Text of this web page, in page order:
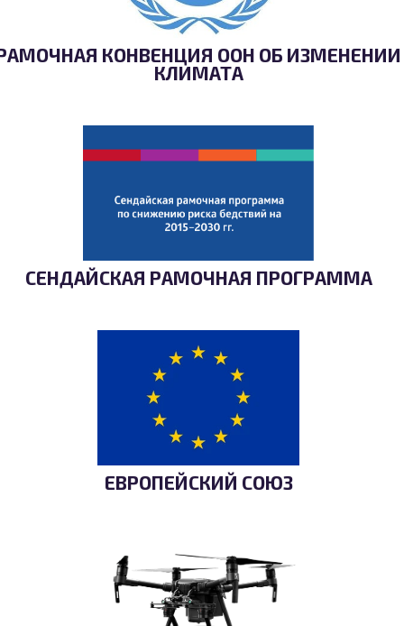
КОНВЕНЦИЯ ООН ОБ ИЗМЕНЕНИИ
КЛИМАТА
СЕНДАЙСКАЯ РАМОЧНАЯ ПРОГРАММА
ЕВРОПЕЙСКИЙ СОЮЗ